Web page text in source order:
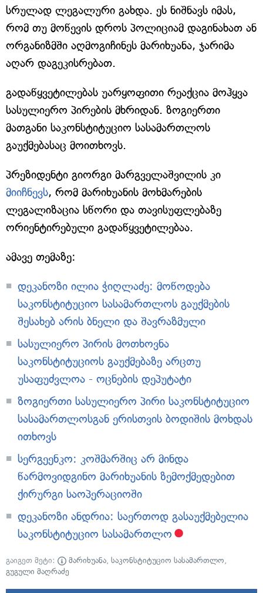
სრულად ლეგალური გახდა. ეს ნიშნავს იმას,
რომ თუ მოწევის დროს პოლიციამ დაგინახათ ან
ორგანიზმში აღმოგიჩინეს მარიხუანა, ჯარიმა
აღარ დაგეკისრებათ.
გადაწყვეტილებას უარყოფითი რეაქცია მოჰყვა
სასულიერო პირების მხრიდან. ზოგიერთი
მათგანი საკონსტიტუციო სასამართლოს
გაუქმებასაც მოითხოვს.
პრეზიდენტი გიორგი მარგველაშვილის კი
მიიჩნევს, რომ მარიხუანის მოხმარების
ლეგალიზაცია სწორი და თავისუფლებაზე
ორიენტირებული გადაწყვეტილებაა.
ამავე თემაზე:
დეკანოზი ილია ჭიღლაძე: მოწოდება
საკონსტიტუციო სასამართლოს გაუქმების
შესახებ არის ბნელი და შავრაზმული
სასულიერო პირის მოთხოვნა
საკონსტიტუციოს გაუქმებაზე არცთუ
უსაფუძვლოა - ოცნების დეპუტატი
ზოგიერთი სასულიერო პირი საკონსტიტუციო
სასამართლოსგან ერისთვის ბოდიშის მოხდას
ითხოვს
სერგეენკო: კოშმარშიც არ მინდა
წარმოვიდგინო მარიხუანის ზემოქმედებით
ქირურგი საოპერაციოში
დეკანოზი ანდრია: საერთოდ გასაუქმებელია
საკონსტიტუციო სასამართლო
გაიგეთ მეტი: მარიხუანა, საკონსტიტუციო სასამართლო,
გუგული მაღრაძე